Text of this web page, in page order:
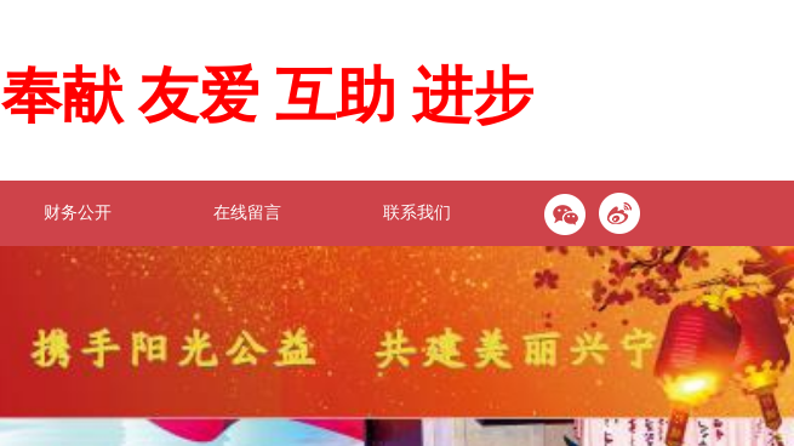
奉献 友爱 互助 进步
财务公开 在线留言 联系我们